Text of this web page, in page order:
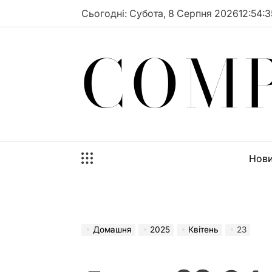
Сьогодні: Субота, 8 Серпня 202612:54:
Домашня 2025 Квітень 23